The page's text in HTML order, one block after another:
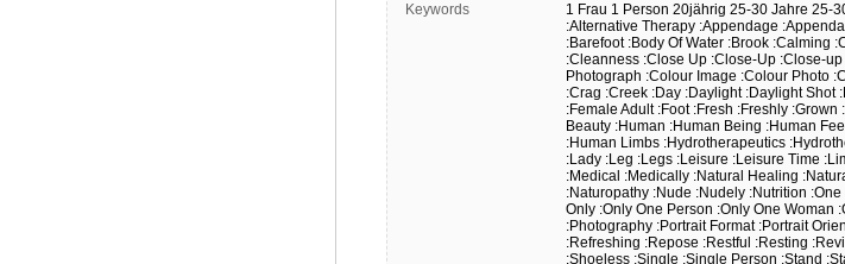
Keywords 1 Frau 1 Person 20jährig 25-30 Jahre 25-
:Alternative Therapy :Appendage
:Barefoot :Body Of Water :Brook :Calming
:Cleanness :Close Up :Close-Up :Close-
Photograph :Colour Image :Colour Photo
:Crag :Creek :Day :Daylight :Daylight Shot
:Female Adult :Foot :Fresh :Freshly :Grown
Beauty :Human :Human Being :Human
:Human Limbs :Hydrotherapeutics
:Lady :Leg :Legs :Leisure :Leisure Time
:Medical :Medically :Natural Healing
:Naturopathy :Nude :Nudely :Nutrition :One
Only :Only One Person :Only One Woman
:Photography :Portrait Format :Portrait
:Refreshing :Repose :Restful :Resting
:Shoeless :Single :Single Person :Stand